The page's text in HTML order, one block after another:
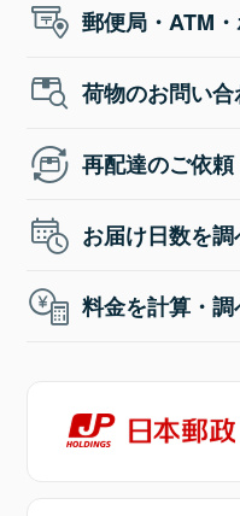
郵便局・ATM
荷物のお問い
再配達のご依頼
お届け日数を調
料金を計算・調